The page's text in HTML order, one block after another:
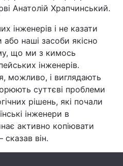
Туризм
Погода
Регіони
Статті
Анатолій Храпчинський.
інженерів і не казати
наші засоби якісно
що ми з кимось
інженерів.
можливо, і виглядають
суттєві проблеми
рішень, які почали
інженери в
активно копіювати
сказав він.